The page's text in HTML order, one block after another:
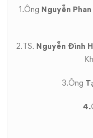
1.Ông Nguyễn
2.TS. Nguyễn Đình
3.Ông
4.